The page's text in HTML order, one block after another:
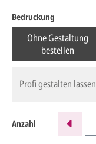
Bedruckung
Ohne Gestaltung
bestellen
Profi gestalten lassen
Anzahl